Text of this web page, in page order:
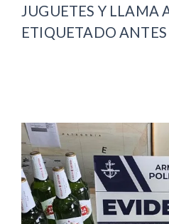
JUGUETES Y LLAMA
ETIQUETADO